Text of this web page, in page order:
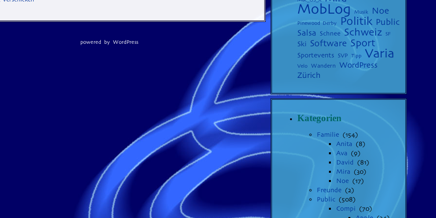
MobLog Musik Noe
Pinewood Derby Politik Public
Salsa Schnee Schweiz SF
Ski Software Sport
Sportevents SVP Tipp Varia
Velo Wandern
WordPress
Zürich
Kategorien
Familie (154)
Anita (8)
Ava (9)
David
(81)
Mira (30)
Noe (17)
Freunde (2)
Public (508)
Compi (70)
powered by WordPress